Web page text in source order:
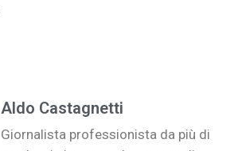
Aldo Castagnetti
Giornalista professionista da più di